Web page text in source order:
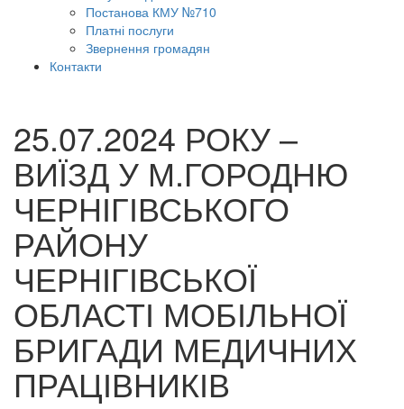
Постанова КМУ №710
Платні послуги
Звернення громадян
Контакти
25.07.2024 РОКУ –
ВИЇЗД У М.ГОРОДНЮ
ЧЕРНІГІВСЬКОГО
РАЙОНУ
ЧЕРНІГІВСЬКОЇ
ОБЛАСТІ МОБІЛЬНОЇ
БРИГАДИ МЕДИЧНИХ
ПРАЦІВНИКІВ